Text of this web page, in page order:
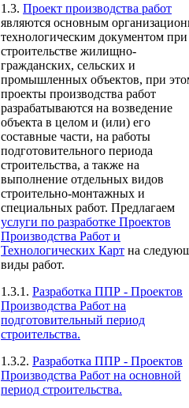
1.3. Проект производства работ
являются основным
технологическим документом при
строительстве жилищно-
гражданских, сельских и
промышленных объектов, при
проекты производства работ
разрабатываются на возведение
объекта в целом и (или) его
составные части, на работы
подготовительного периода
строительства, а также на
выполнение отдельных видов
строительно-монтажных и
специальных работ. Предлагаем
услуги по разработке Проектов
Производства Работ и
Технологических Карт на
виды работ.
1.3.1. Разработка ППР - Проектов
Производства Работ на
подготовительный период
строительства.
1.3.2. Разработка ППР - Проектов
Производства Работ на основной
период строительства.